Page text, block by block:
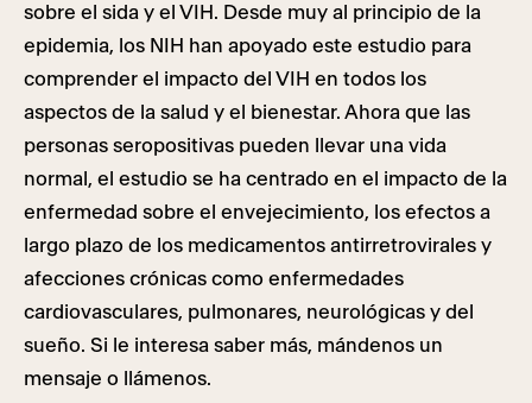
sobre el sida y el VIH. Desde muy al principio de la
epidemia, los NIH han apoyado este estudio para
comprender el impacto del VIH en todos los
aspectos de la salud y el bienestar. Ahora que las
personas seropositivas pueden llevar una vida
normal, el estudio se ha centrado en el impacto de la
enfermedad sobre el envejecimiento, los efectos a
largo plazo de los medicamentos antirretrovirales y
afecciones crónicas como enfermedades
cardiovasculares, pulmonares, neurológicas y del
sueño. Si le interesa saber más, mándenos un
mensaje o llámenos.